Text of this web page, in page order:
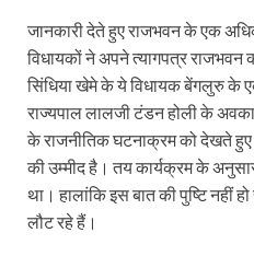
जानकारी देते हुए राजभवन के एक
विधायकों ने अपने त्यागपत्र
सिंधिया खेमे के ये विधायक बेंगलुरु के
राज्यपाल लालजी टंडन होली के
के राजनीतिक घटनाक्रम को देखते
की उम्मीद है। तय कार्यक्रम के
था। हालांकि इस बात की पुष्टि नहीं
लौट रहे हैं।